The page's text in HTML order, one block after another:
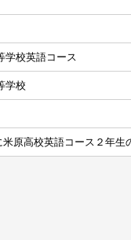
学校英語コース
学校
原高校英語コース２年生